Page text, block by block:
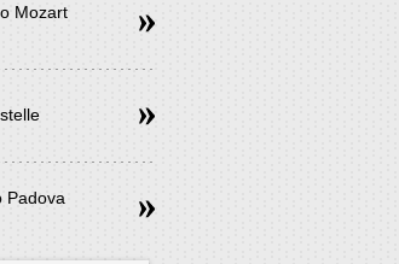
Mozart
Padova